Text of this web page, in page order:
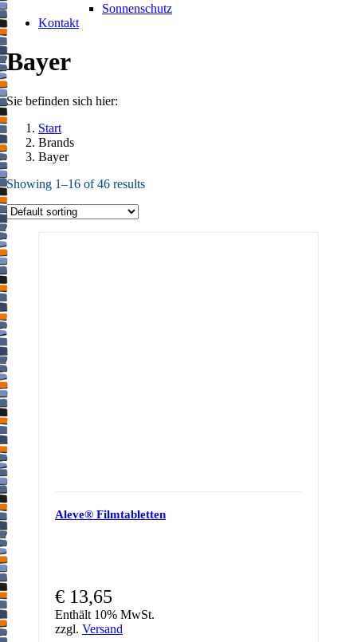
Sonnenschutz
Kontakt
Bayer
Sie befinden sich hier:
Start
Brands
Bayer
Showing 1–16 of 46 results
Aleve® Filmtabletten
€ 13,65
Enthält 10% MwSt.
zzgl. Versand